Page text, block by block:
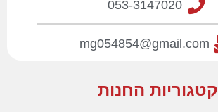
053-3147020
mg054854@gmail.com
קטגוריות החנות